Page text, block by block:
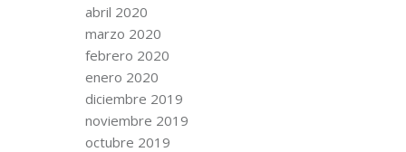
abril 2020
marzo 2020
febrero 2020
enero 2020
diciembre 2019
noviembre 2019
octubre 2019